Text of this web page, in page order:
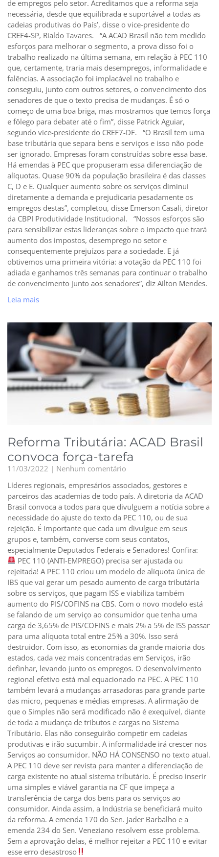
de empregos pelo setor. Acreditamos que a reforma seja
necessária, desde que equilibrada e suportável a todas as
cadeias produtivas do País’, disse o vice-presidente do
CREF4-SP, Rialdo Tavares. “A ACAD Brasil não tem medido
esforços para melhorar o segmento, a prova disso foi o
trabalho realizado na última semana, em relação à PEC 110
que, certamente, traria mais desempregos, informalidade e
falências. A associação foi implacável no trabalho e
conseguiu, junto com outros setores, o convencimento dos
senadores de que o texto precisa de mudanças. É só o
começo de uma boa briga, mas mostramos que temos força
e fôlego para debater até o fim”, disse Patrick Aguiar,
segundo vice-presidente do CREF7-DF. “O Brasil tem uma
base tributária que separa bens e serviços e isso não pode
ser ignorado. Empresas foram construídas sobre essa base.
Há emendas à PEC que propuseram essa diferenciação de
alíquotas. Quase 90% da população brasileira é das classes
C, D e E. Qualquer aumento sobre os serviços diminui
diretamente a demanda e prejudicaria pesadamente os
empregos destas”, completou, disse Emerson Casali, diretor
da CBPI Produtividade Institucional. “Nossos esforços são
para sensibilizar estas lideranças sobre o impacto que trará
aumento dos impostos, desemprego no setor e
consequentemente prejuízos para a sociedade. E já
obtivemos uma primeira vitória: a votação da PEC 110 foi
adiada e ganhamos três semanas para continuar o trabalho
de convencimento junto aos senadores”, diz Ailton Mendes.
Leia mais
Reforma Tributária: ACAD Brasil
convoca força-tarefa
11/03/2022
Nenhum comentário
Líderes regionais, empresários associados, gestores e
parceiros das academias de todo país. A diretoria da ACAD
Brasil convoca a todos para que divulguem a notícia sobre a
necessidade do ajuste do texto da PEC 110, ou de sua
rejeição. É importante que cada um divulgue em seus
grupos e, também, converse com seus contatos,
especialmente Deputados Federais e Senadores! Confira:
PEC 110 (ANTI-EMPREGO) precisa ser ajustada ou
rejeitada! A PEC 110 criou um modelo de alíquota única de
IBS que vai gerar um pesado aumento de carga tributária
sobre os serviços, que pagam ISS e viabiliza também
aumento do PIS/COFINS na CBS. Com o novo modelo está
se falando de um serviço ao consumidor que tenha uma
carga de 3,65% de PIS/COFINS e mais 2% a 5% de ISS passar
para uma alíquota total entre 25% a 30%. Isso será
destruidor. Com isso, as economias da grande maioria dos
estados, cada vez mais concentradas em Serviços, irão
definhar, levando junto os empregos. O desenvolvimento
regional efetivo está mal equacionado na PEC. A PEC 110
também levará a mudanças arrasadoras para grande parte
das micro, pequenas e médias empresas. A afirmação de
que o Simples não será modificado não é exequível, diante
de toda a mudança de tributos e cargas no Sistema
Tributário. Elas não conseguirão competir em cadeias
produtivas e irão sucumbir. A informalidade irá crescer nos
Serviços ao consumidor. NÃO HÁ CONSENSO no texto atual.
A PEC 110 deve ser revista para manter a diferenciação de
carga existente no atual sistema tributário. É preciso inserir
uma simples e viável garantia na CF que impeça a
transferência de carga dos bens para os serviços ao
consumidor. Ainda assim, a Indústria se beneficiará muito
da reforma. A emenda 170 do Sen. Jader Barbalho e a
emenda 234 do Sen. Veneziano resolvem esse problema.
Sem a aprovação delas, é melhor rejeitar a PEC 110 e evitar
esse erro desastroso